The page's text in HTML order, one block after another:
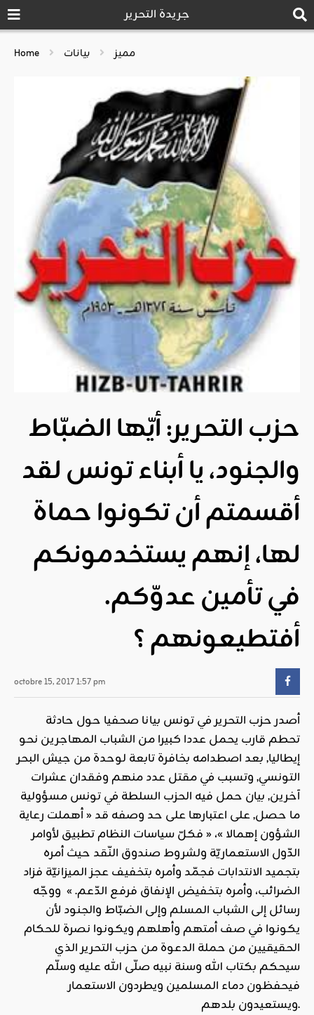
جريدة التحرير
Home مميز بيانات
حزب التحرير: أيّها الضبّاط
والجنود، يا أبناء تونس لقد
أقسمتم أن تكونوا حماة
لها، إنهم يستخدمونكم
في تأمين عدوّكم.
أفتطيعونهم ؟
octobre 15, 2017 1:57 pm
أصدر حزب التحرير في تونس بيانا صحفيا حول حادثة
تحطم قارب يحمل عددا كبيرا من الشباب المهاجرين نحو
إيطاليا, بعد اصطدامه بخافرة تابعة لوحدة من جيش البحر
التونسي, وتسبب في مقتل عدد منهم وفقدان عشرات
آخرين, بيان حمل فيه الحزب السلطة في تونس مسؤولية
ما حصل, على اعتبارها على حد وصفه قد « أهملت رعاية
الشؤون إهمالا »، « فكلّ سياسات النظام تطبيق لأوامر
الدّول الاستعماريّة ولشروط صندوق النّقد حيث أمره
بتجميد الانتدابات فجمّد وأمره بتخفيف عجز الميزانيّة فزاد
الضرائب، وأمره بتخفيض الإنفاق فرفع الدّعم. » ووجّه
رسائل إلى الشباب المسلم وإلى الضبّاط والجنود لأن
يكونوا في صف أمتهم وأهلهم ويكونوا نصرة للحكام
الحقيقيين من حملة الدعوة من حزب التحرير الذي
سيحكم بكتاب الله وسنة نبيه صلّى الله عليه وسلّم
فيحفظون دماء المسلمين ويطردون الاستعمار
ويستعيدون بلدهم.